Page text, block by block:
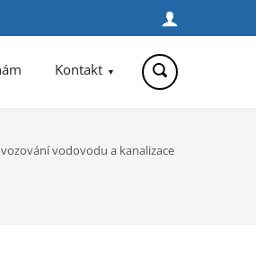
se
Kontakt
vodovodu a kanalizace